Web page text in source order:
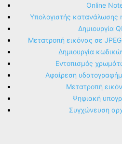
Online
Υπολογιστής κατανάλωσης
Δημιουργία
Μετατροπή εικόνας σε
Δημιουργία
Εντοπισμός
Αφαίρεση
Μετατροπή
Ψηφιακή
Συγχώνευση